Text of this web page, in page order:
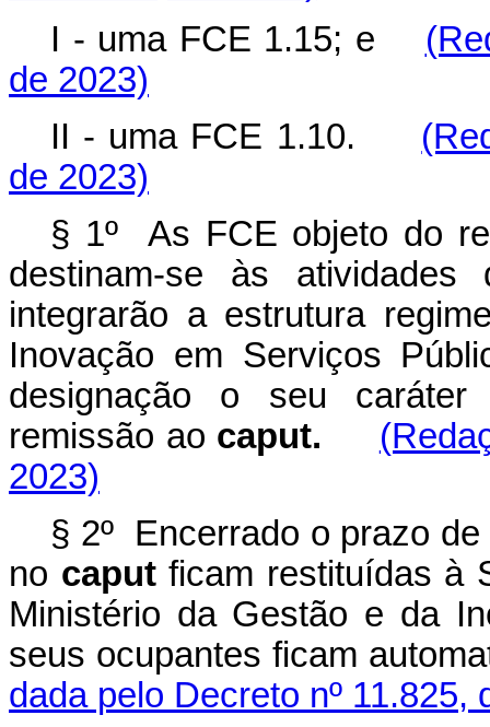
I - uma FCE 1.15; e
de 2023)
II - uma FCE 1.10.
de 2023)
§ 1º As FCE objeto do
destinam-se às
integrarão a estrutura
Inovação em Serviços
designação o seu
remissão ao caput.
2023)
§ 2º Encerrado o prazo
no caputficam restituídas à
Ministério da Gestão e da
seus ocupantes ficam
dada pelo Decreto nº 11.825,